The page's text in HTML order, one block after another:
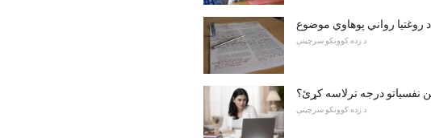
روغتیا رواني پوهاوي موضوع
د زده کوونکو سرچینې
نفسیاتو درجه ترلاسه کړئ؟
د زده کوونکو سرچینې